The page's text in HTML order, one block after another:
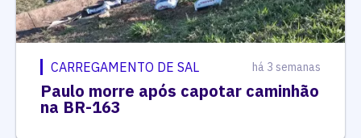
CARREGAMENTO DE SAL há 3 semanas
Paulo morre após capotar caminhão
na BR-163